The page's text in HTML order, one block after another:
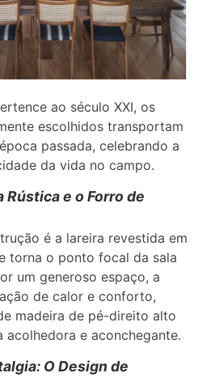
ao século XXI, os
escolhidos transportam
passada, celebrando a
da vida no campo.
Rústica e o Forro de
é a lareira revestida em
torna o ponto focal da sala
um generoso espaço, a
de calor e conforto,
madeira de pé-direito alto
acolhedora e aconchegante.
O Design de